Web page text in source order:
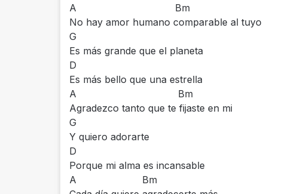
A Bm
No hay amor humano comparable al tuyo
G
Es más grande que el planeta
D
Es más bello que una estrella
A Bm
Agradezco tanto que te fijaste en mi
G
Y quiero adorarte
D
Porque mi alma es incansable
A Bm